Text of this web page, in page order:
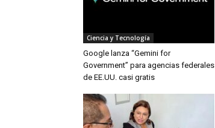
Ciencia y Tecnología
Google lanza “Gemini for
Government” para agencias federales
de EE.UU. casi gratis